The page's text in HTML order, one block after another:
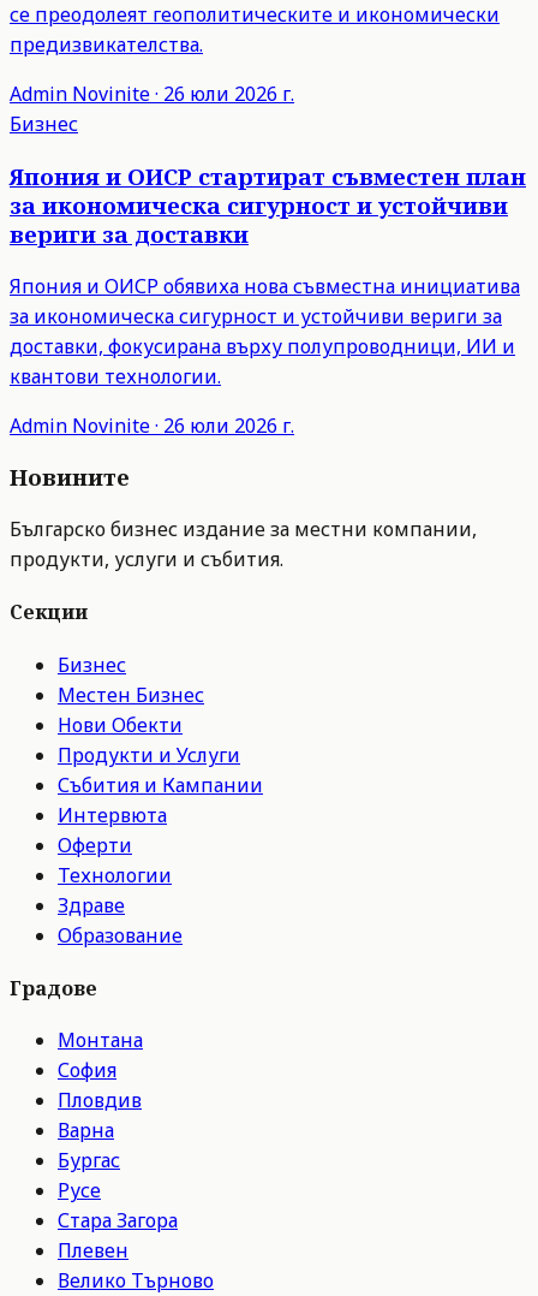
се преодолеят геополитическите и икономически
предизвикателства.
Admin Novinite· 26 юли 2026 г.
Бизнес
Япония и ОИСР стартират съвместен план
за икономическа сигурност и устойчиви
вериги за доставки
Япония и ОИСР обявиха нова съвместна инициатива
за икономическа сигурност и устойчиви вериги за
доставки, фокусирана върху полупроводници, ИИ и
квантови технологии.
Admin Novinite· 26 юли 2026 г.
Новините
Българско бизнес издание за местни компании,
продукти, услуги и събития.
Секции
Бизнес
Местен Бизнес
Нови Обекти
Продукти и Услуги
Събития и Кампании
Интервюта
Оферти
Технологии
Здраве
Образование
Градове
Монтана
София
Пловдив
Варна
Бургас
Русе
Стара Загора
Плевен
Велико Търново